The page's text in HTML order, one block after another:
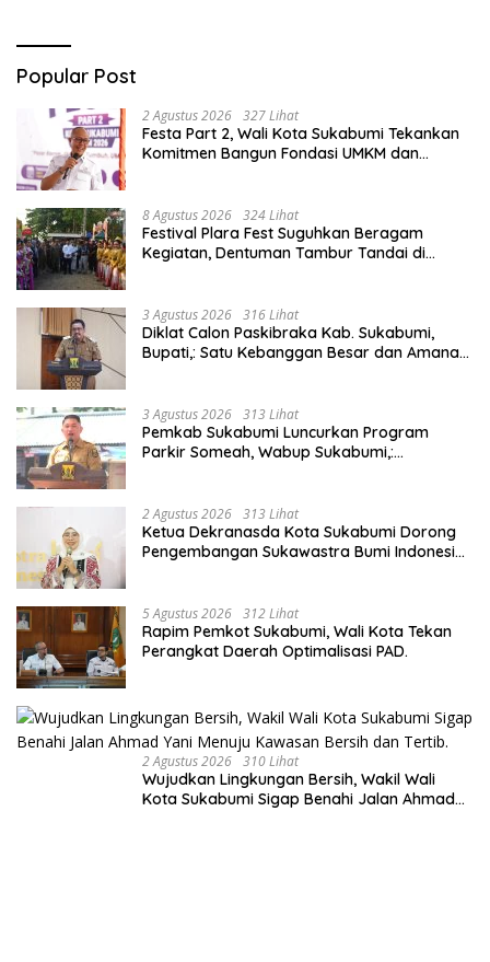
Popular Post
2 Agustus 2026 327 Lihat
Festa Part 2, Wali Kota Sukabumi Tekankan
Komitmen Bangun Fondasi UMKM dan
8 Agustus 2026 324 Lihat
Festival Plara Fest Suguhkan Beragam
Kegiatan, Dentuman Tambur Tandai di
3 Agustus 2026 316 Lihat
Diklat Calon Paskibraka Kab. Sukabumi,
Bupati,: Satu Kebanggan Besar dan Amanah
3 Agustus 2026 313 Lihat
Pemkab Sukabumi Luncurkan Program
Parkir Someah, Wabup Sukabumi,:
2 Agustus 2026 313 Lihat
Ketua Dekranasda Kota Sukabumi Dorong
Pengembangan Sukawastra Bumi Indonesia,
5 Agustus 2026 312 Lihat
Rapim Pemkot Sukabumi, Wali Kota Tekan
Perangkat Daerah Optimalisasi PAD.
2 Agustus 2026 310 Lihat
Wujudkan Lingkungan Bersih, Wakil Wali
Kota Sukabumi Sigap Benahi Jalan Ahmad